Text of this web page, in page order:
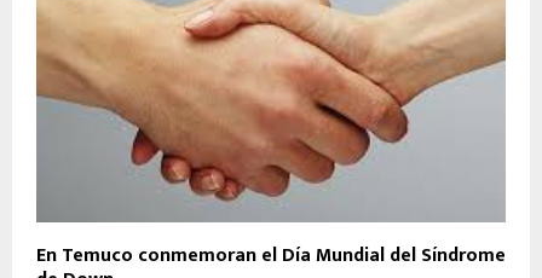
En Temuco conmemoran el Día Mundial del Síndrome